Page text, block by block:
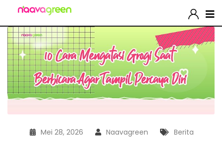
Mei 28, 2026 Naavagreen Berita